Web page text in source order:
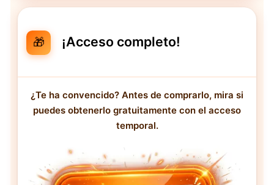
🎁 ¡Acceso completo!
¿Te ha convencido? Antes de comprarlo, mira si
puedes obtenerlo gratuitamente con el acceso
temporal.